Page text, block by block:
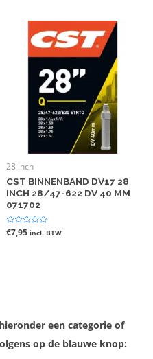
28 inch
CST BINNENBAND DV17 28
INCH 28/47-622 DV 40 MM
071702
Gewaardeerd
0
€7,95 incl. BTW
een categorie of
op de blauwe knop: